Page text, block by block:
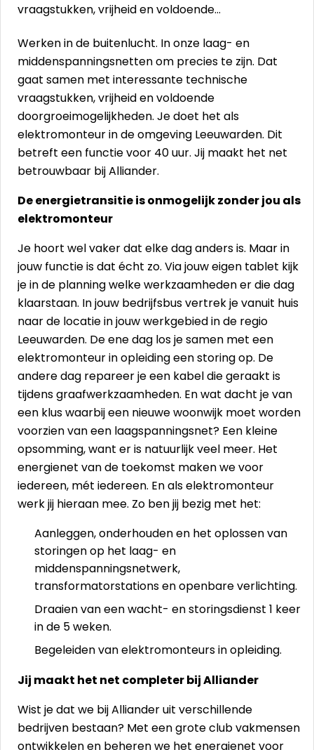
vraagstukken, vrijheid en voldoende…
Werken in de buitenlucht. In onze laag- en
middenspanningsnetten om precies te zijn. Dat
gaat samen met interessante technische
vraagstukken, vrijheid en voldoende
doorgroeimogelijkheden. Je doet het als
elektromonteur in de omgeving Leeuwarden. Dit
betreft een functie voor 40 uur. Jij maakt het net
betrouwbaar bij Alliander.
De energietransitie is onmogelijk zonder jou als
elektromonteur
Je hoort wel vaker dat elke dag anders is. Maar in
jouw functie is dat écht zo. Via jouw eigen tablet kijk
je in de planning welke werkzaamheden er die dag
klaarstaan. In jouw bedrijfsbus vertrek je vanuit huis
naar de locatie in jouw werkgebied in de regio
Leeuwarden. De ene dag los je samen met een
elektromonteur in opleiding een storing op. De
andere dag repareer je een kabel die geraakt is
tijdens graafwerkzaamheden. En wat dacht je van
een klus waarbij een nieuwe woonwijk moet worden
voorzien van een laagspanningsnet? Een kleine
opsomming, want er is natuurlijk veel meer. Het
energienet van de toekomst maken we voor
iedereen, mét iedereen. En als elektromonteur
werk jij hieraan mee. Zo ben jij bezig met het:
Aanleggen, onderhouden en het oplossen van
storingen op het laag- en
middenspanningsnetwerk,
transformatorstations en openbare verlichting.
Draaien van een wacht- en storingsdienst 1 keer
in de 5 weken.
Begeleiden van elektromonteurs in opleiding.
Jij maakt het net completer bij Alliander
Wist je dat we bij Alliander uit verschillende
bedrijven bestaan? Met een grote club vakmensen
ontwikkelen en beheren we het energienet voor